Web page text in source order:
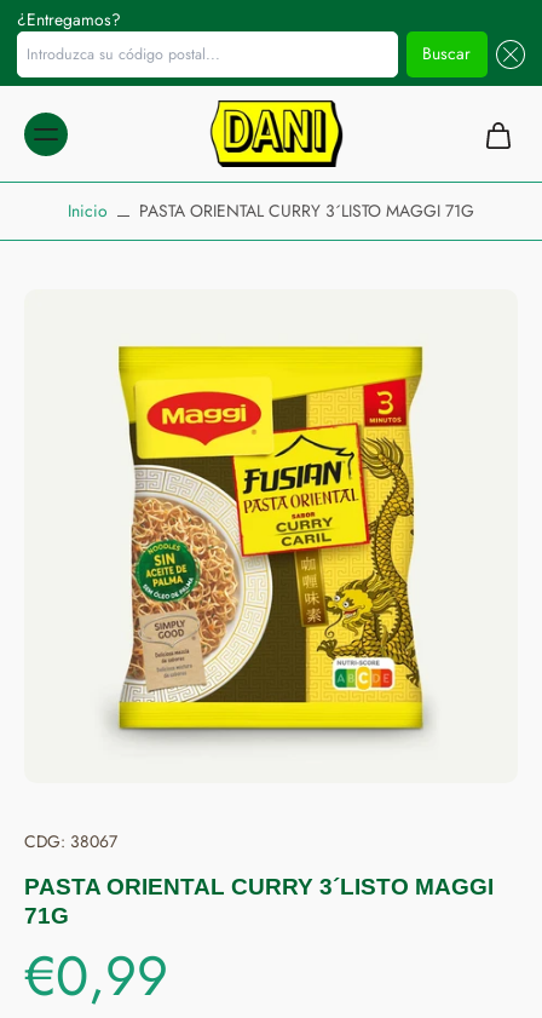
¿Entregamos?
Introduzca su código postal...
Buscar
al
Inicio PASTA ORIENTAL CURRY 3´LISTO MAGGI 71G
CDG: 38067
PASTA ORIENTAL CURRY 3´LISTO MAGGI
71G
€0,99